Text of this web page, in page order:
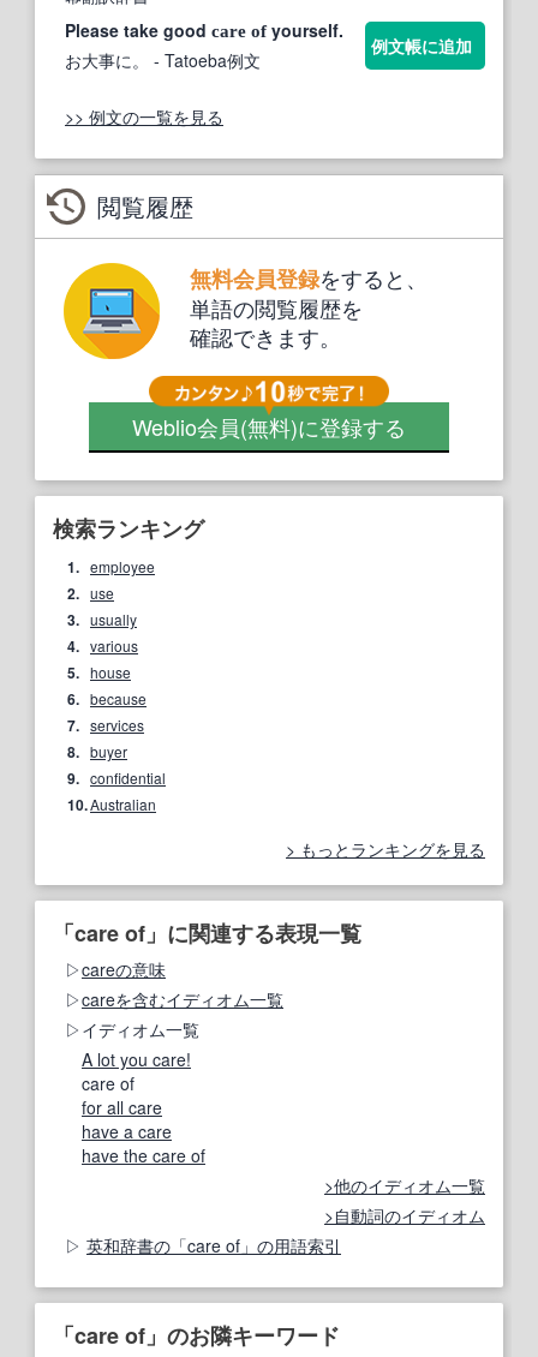
Please take good care ofyourself.
お大事に。
- Tatoeba例文
例文帳に追加
>> 例文の一覧を見る
閲覧履歴
無料会員登録をすると、
単語の閲覧履歴を
確認できます。
Weblio会員(無料)に登録する
検索ランキング
1. employee
2. use
3. usually
4. various
5. house
6. because
7. services
8. buyer
9. confidential
10.Australian
もっとランキングを見る
「care of」に関連する表現一覧
careの意味
careを含むイディオム一覧
イディオム一覧
A lot you care!
care of
for all care
have a care
have the care of
他のイディオム一覧
自動詞のイディオム
英和辞書の「care of」の用語索引
「care of」のお隣キーワード